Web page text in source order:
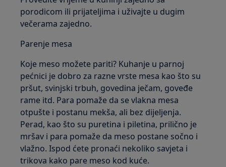
porodicom ili prijateljima i uživajte u dugim
večerama zajedno.
Parenje mesa
Koje meso možete pariti? Kuhanje u parnoj
pećnici je dobro za razne vrste mesa kao što su
pršut, svinjski trbuh, govedina ječam, goveđe
rame itd. Para pomaže da se vlakna mesa
otpušte i postanu mekša, ali bez dijeljenja.
Perad, kao što su puretina i piletina, prilično je
mršav i para pomaže da meso postane sočno i
vlažno. Ispod ćete pronaći nekoliko savjeta i
trikova kako pare meso kod kuće.